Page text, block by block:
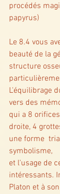
procédés
papyrus)
Le 8.4 vous
beauté de la
structure
L'équilibrage
vers des
qui a 8
droite, 4
une forme
symbolisme,
et l'usage de
intéressants.
Platon et à